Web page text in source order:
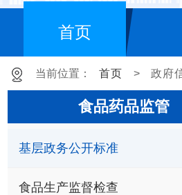
首页
当前位置： 首页 > 政府
食品药品监管
基层政务公开标准
食品生产监督检查